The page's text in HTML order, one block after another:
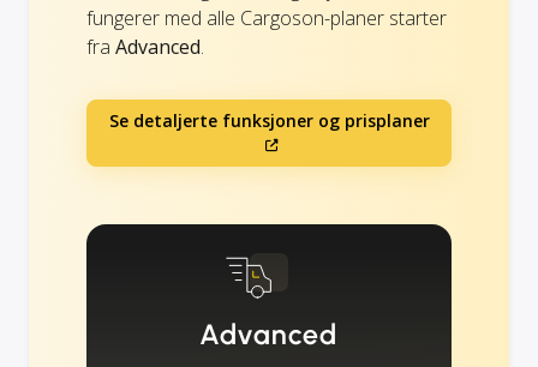
fungerer med alle Cargoson-planer starter
fra Advanced.
Se detaljerte funksjoner og prisplaner
Advanced